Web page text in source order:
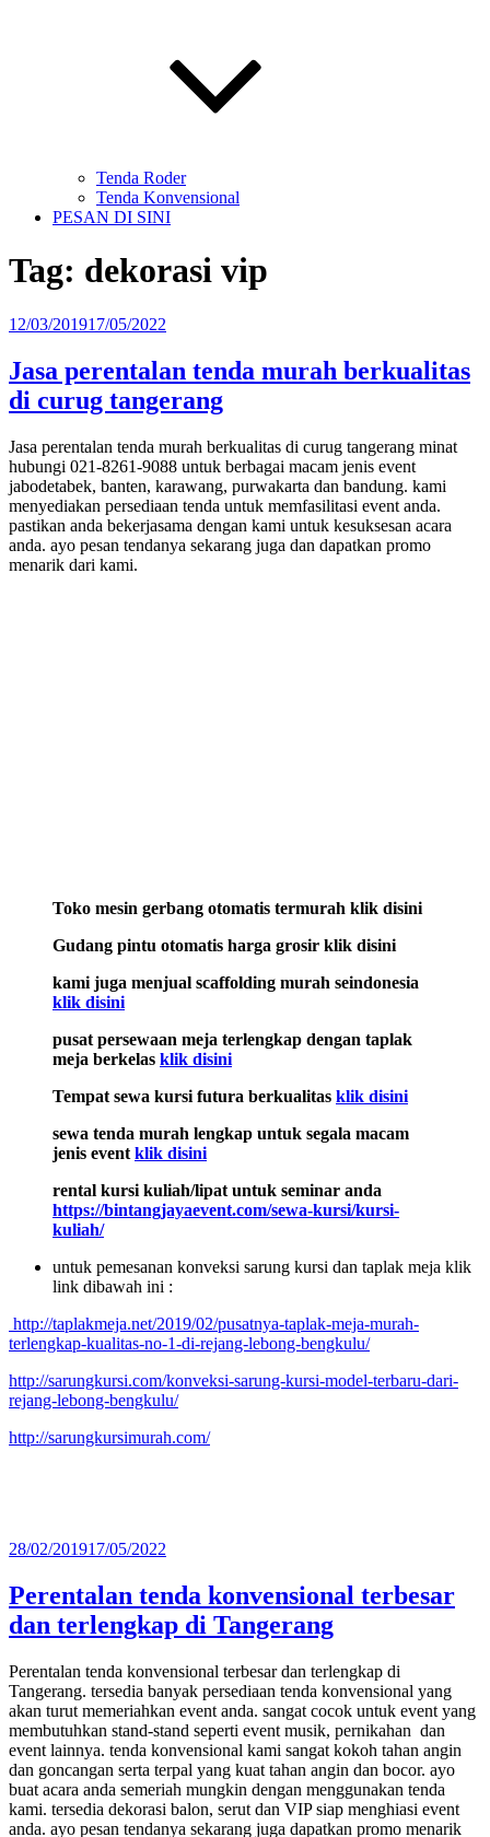
Tenda Roder
Tenda Konvensional
PESAN DI SINI
Tag: dekorasi vip
Diposkan
12/03/201917/05/2022
Jasa perentalan tenda murah berkualitas
di curug tangerang
Jasa perentalan tenda murah berkualitas di curug tangerang minat
hubungi 021-8261-9088 untuk berbagai macam jenis event
jabodetabek, banten, karawang, purwakarta dan bandung. kami
menyediakan persediaan tenda untuk memfasilitasi event anda.
pastikan anda bekerjasama dengan kami untuk kesuksesan acara
anda. ayo pesan tendanya sekarang juga dan dapatkan promo
menarik dari kami.
Toko mesin gerbang otomatis termurah klik disini
Gudang pintu otomatis harga grosir klik disini
kami juga menjual scaffolding murah seindonesia
klik disini
pusat persewaan meja terlengkap dengan taplak
meja berkelas klik disini
Tempat sewa kursi futura berkualitas klik disini
sewa tenda murah lengkap untuk segala macam
jenis event klik disini
rental kursi kuliah/lipat untuk seminar anda
https://bintangjayaevent.com/sewa-kursi/kursi-
kuliah/
untuk pemesanan konveksi sarung kursi dan taplak meja klik
link dibawah ini :
http://taplakmeja.net/2019/02/pusatnya-taplak-meja-murah-
terlengkap-kualitas-no-1-di-rejang-lebong-bengkulu/
http://sarungkursi.com/konveksi-sarung-kursi-model-terbaru-dari-
rejang-lebong-bengkulu/
http://sarungkursimurah.com/
Diposkan
28/02/201917/05/2022
Perentalan tenda konvensional terbesar
dan terlengkap di Tangerang
Perentalan tenda konvensional terbesar dan terlengkap di
Tangerang. tersedia banyak persediaan tenda konvensional yang
akan turut memeriahkan event anda. sangat cocok untuk event yang
membutuhkan stand-stand seperti event musik, pernikahan dan
event lainnya. tenda konvensional kami sangat kokoh tahan angin
dan goncangan serta terpal yang kuat tahan angin dan bocor. ayo
buat acara anda semeriah mungkin dengan menggunakan tenda
kami. tersedia dekorasi balon, serut dan VIP siap menghiasi event
anda. ayo pesan tendanya sekarang juga dapatkan promo menarik